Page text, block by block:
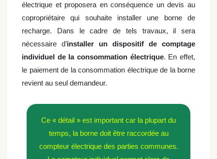
électrique et proposera en conséquence un devis au
copropriétaire qui souhaite installer une borne de
recharge. Dans le cadre de tels travaux, il sera
nécessaire d’installer un dispositif de comptage
individuel de la consommation électrique. En effet,
le paiement de la consommation électrique de la borne
revient au seul demandeur.
Ce « détail » est important car la plupart du
temps, la borne doit être raccordée au
compteur électrique des parties communes.